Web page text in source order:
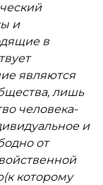
и
в
являются
лишь
человека-
и
от
которому